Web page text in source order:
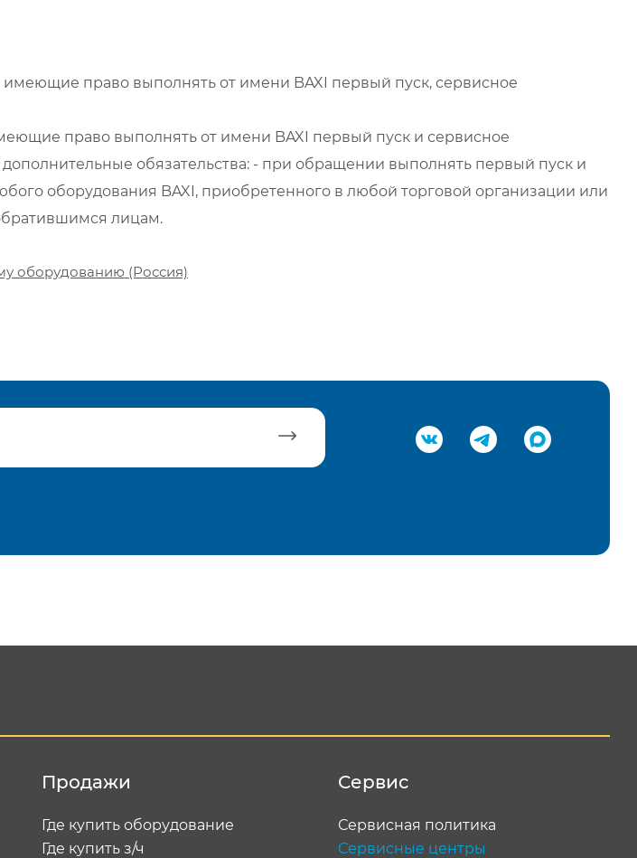
имеющие право выполнять от имени BAXI первый пуск, сервисное
право выполнять от имени BAXI первый пуск и сервисное
обязательства: - при обращении выполнять первый пуск и
оборудования BAXI, приобретенного в любой торговой организации или
лицам.
оборудованию (Россия)
Продажи
Где купить оборудование
Где купить з/ч
Сервис
Сервисная политика
Сервисные центры